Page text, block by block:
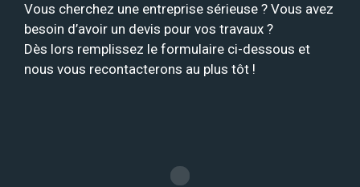
Vous cherchez une entreprise sérieuse ? Vous avez
besoin d’avoir un devis pour vos travaux ?
Dès lors remplissez le formulaire ci-dessous et
nous vous recontacterons au plus tôt !